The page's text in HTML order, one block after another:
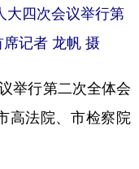
大四次会议举行第
记者 龙帆 摄
行第二次全体会
高法院、市检察院